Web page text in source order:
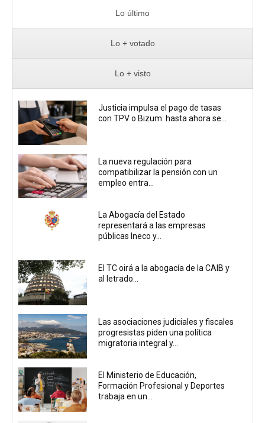
Lo último
Lo + votado
Lo + visto
Justicia impulsa el pago de tasas
con TPV o Bizum: hasta ahora se...
La nueva regulación para
compatibilizar la pensión con un
empleo entra...
La Abogacía del Estado
representará a las empresas
públicas Ineco y...
El TC oirá a la abogacía de la CAIB y
al letrado...
Las asociaciones judiciales y fiscales
progresistas piden una política
migratoria integral y...
El Ministerio de Educación,
Formación Profesional y Deportes
trabaja en un...